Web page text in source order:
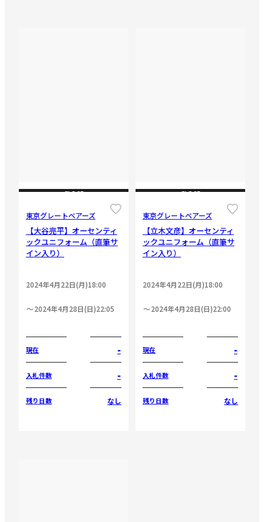
CLOSE
東京グレートベアーズ
【大谷亮平】オーセンティ
ックユニフォーム（直筆サ
イン入り）
2024年4月22日(月)18:00
2024年4月28日(日)22:05
現在 -
入札件数 -
残り日数 なし
CLOSE
東京グレートベアーズ
【立木文彦】オーセンティ
ックユニフォーム（直筆サ
イン入り）
2024年4月22日(月)18:00
2024年4月28日(日)22:00
現在 -
入札件数 -
残り日数 なし